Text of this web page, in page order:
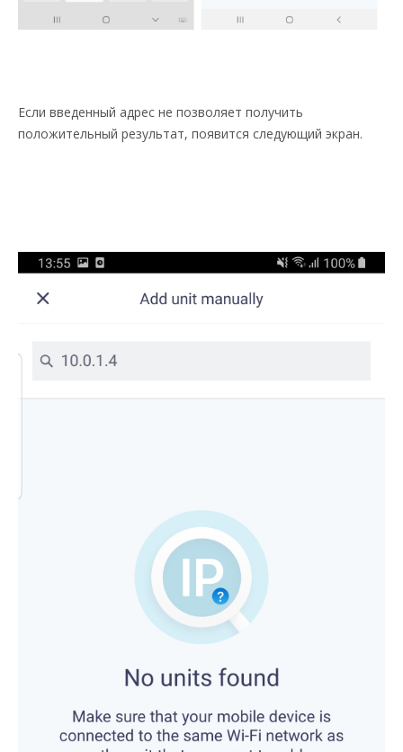
Если введенный адрес не позволяет получить
положительный результат, появится следующий экран.